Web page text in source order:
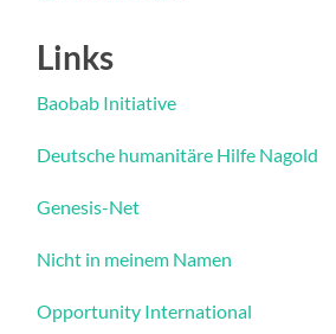
Links
Baobab Initiative
Deutsche humanitäre Hilfe Nagold
Genesis-Net
Nicht in meinem Namen
Opportunity International